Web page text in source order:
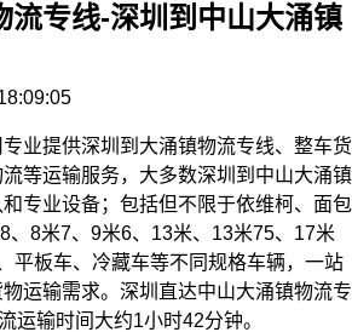
流专线-深圳到中山大涌镇
业提供深圳到大涌镇物流专线、整车货
等运输服务，大多数深圳到中山大涌镇
专业设备；包括但不限于依维柯、面包
、8米7、9米6、13米、13米75、17米
平板车、冷藏车等不同规格车辆，一站
运输需求。深圳直达中山大涌镇物流专
运输时间大约1小时42分钟。